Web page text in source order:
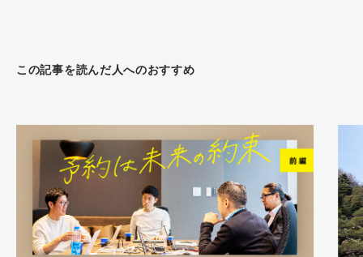
この記事を読んだ人へのおすすめ